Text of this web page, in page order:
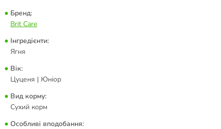
Бренд:
Brit Care
Інгредієнти:
Ягня
Вік:
Цуценя | Юніор
Вид корму:
Сухий корм
Особливі вподобання: